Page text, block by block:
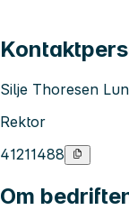
Silje Thoresen
Rektor
41211488
Om